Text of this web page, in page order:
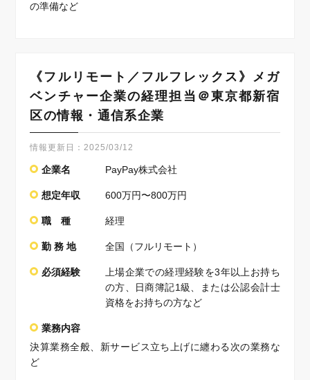
の準備など
《フルリモート／フルフレックス》メガ
ベンチャー企業の経理担当＠東京都新宿
区の情報・通信系企業
情報更新日：2025/03/12
企業名 PayPay株式会社
想定年収 600万円〜800万円
職 種 経理
勤 務 地 全国（フルリモート）
必須経験
上場企業での経理経験を3年以上お持ち
の方、日商簿記1級、または公認会計士
資格をお持ちの方など
業務内容
決算業務全般、新サービス立ち上げに纏わる次の業務な
ど